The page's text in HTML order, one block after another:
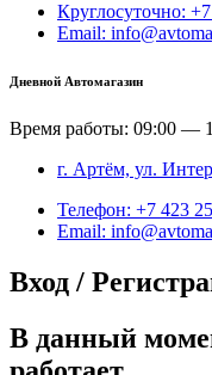
Круглосуточно:
Email:
Дневной Автомагазин
Время работы: 09:00 —
г. Артём, ул.
Телефон: +7 423
Email:
Вход /
В данный